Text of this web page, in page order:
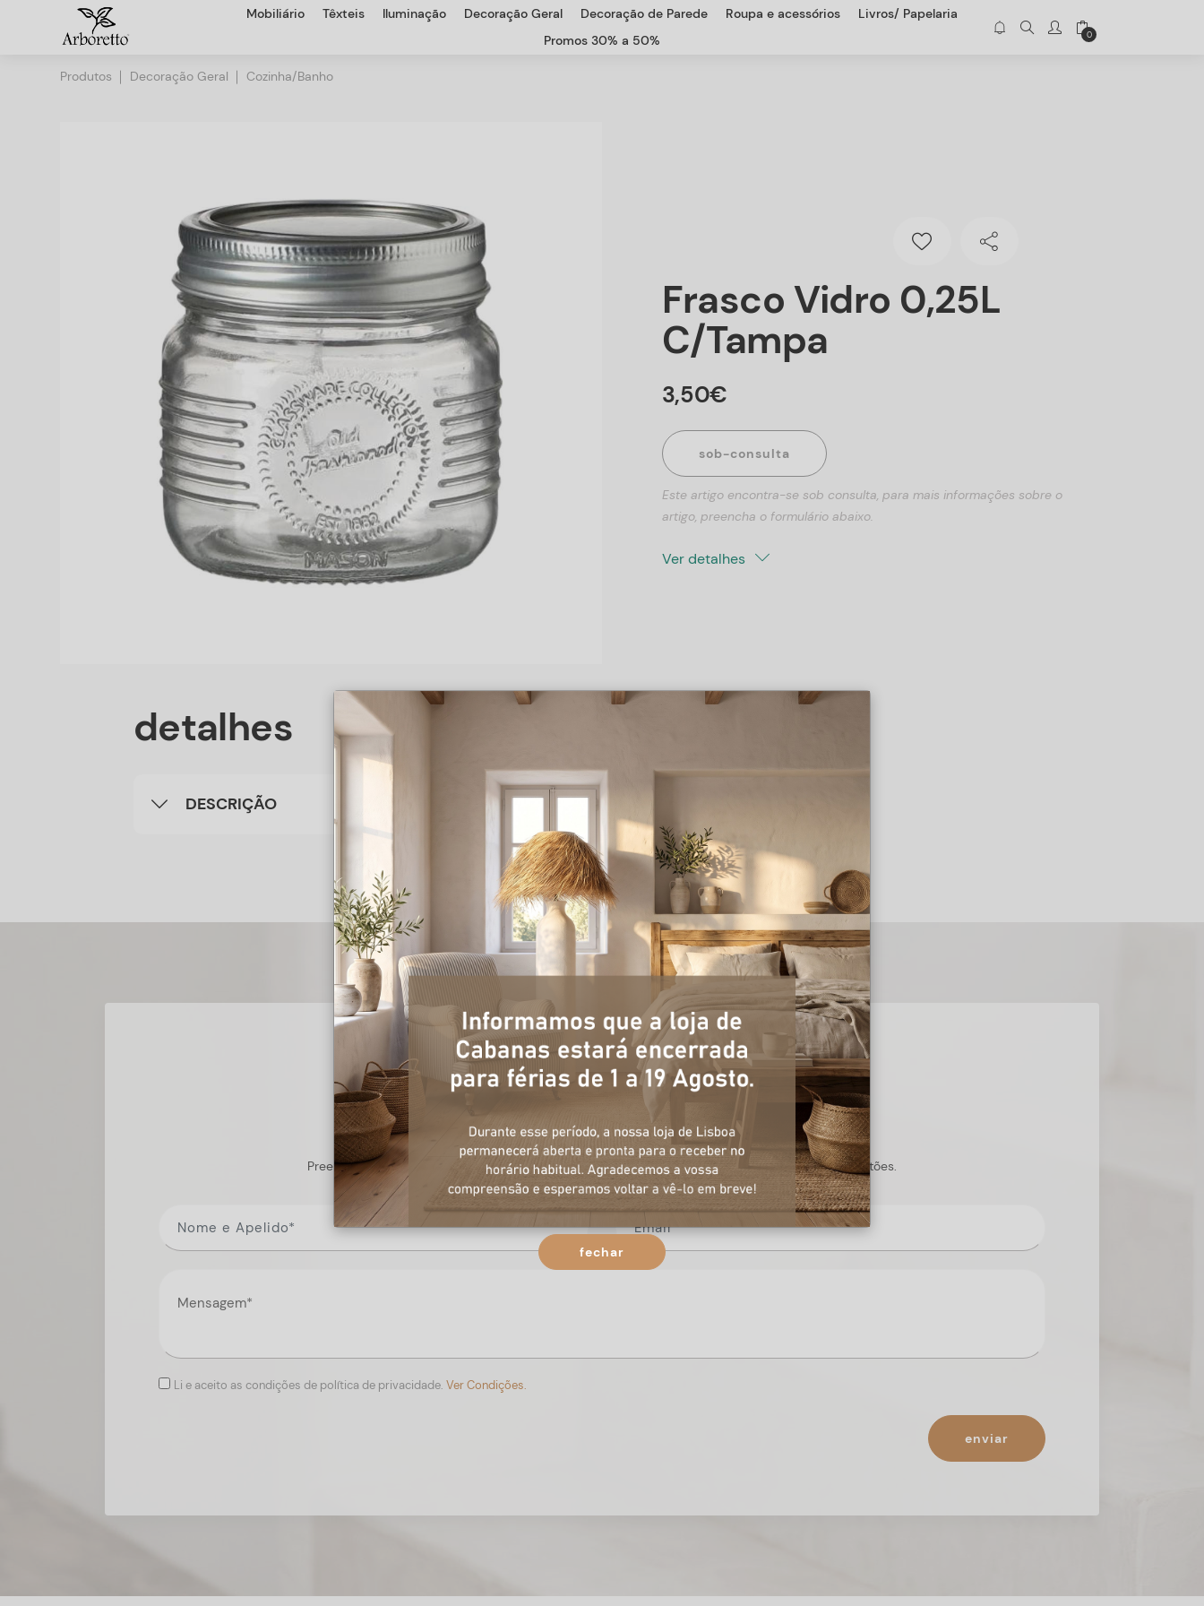
Mobiliário Têxteis Iluminação Decoração Geral Decoração de Parede Roupa e acessórios
Livros/ Papelaria
Promos 30% a 50%
0
Produtos Decoração Geral Cozinha/Banho
Frasco Vidro 0,25L
C/tampa
3,50€
sob-consulta
Este artigo encontra-se sob consulta, para mais informações sobre o
artigo, preencha o formulário abaixo.
Ver detalhes
detalhes
DESCRIÇÃO
+ informações
Preencha o formulário, e num curto espaço de tempo, temos respostas para todas as suas questões.
Li e aceito as condições de política de privacidade. Ver Condições.
enviar
fechar